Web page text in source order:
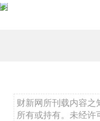
财新网所刊载内容
所有或持有。未经